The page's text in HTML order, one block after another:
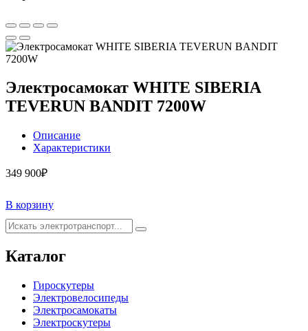
Электросамокат WHITE SIBERIA
TEVERUN BANDIT 7200W
Описание
Характеристики
349 900₽
В корзину
Каталог
Гироскутеры
Электровелосипеды
Электросамокаты
Электроскутеры